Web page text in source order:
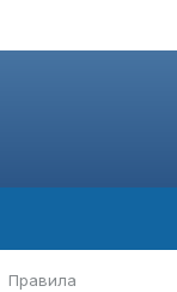
Правила